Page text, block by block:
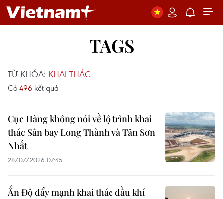
TAGS
TỪ KHÓA: KHAI THÁC
Có 496 kết quả
Cục Hàng không nói về lộ trình khai
thác Sân bay Long Thành và Tân Sơn
Nhất
28/07/2026 07:45
Ấn Độ đẩy mạnh khai thác dầu khí